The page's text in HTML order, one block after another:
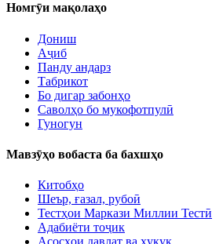
Номгӯи мақолаҳо
Дониш
Аҷиб
Панду андарз
Табрикот
Бо дигар забонҳо
Саволҳо бо мукофотпулӣ
Гуногун
Мавзӯҳо вобаста ба бахшҳо
Китобҳо
Шеър, ғазал, рубоӣ
Тестҳои Маркази Миллии Тестӣ
Адабиёти тоҷик
Асосҳои давлат ва ҳуқуқ